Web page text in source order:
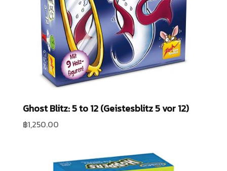
Ghost Blitz: 5 to 12 (Geistesblitz 5 vor 12)
฿1,250.00